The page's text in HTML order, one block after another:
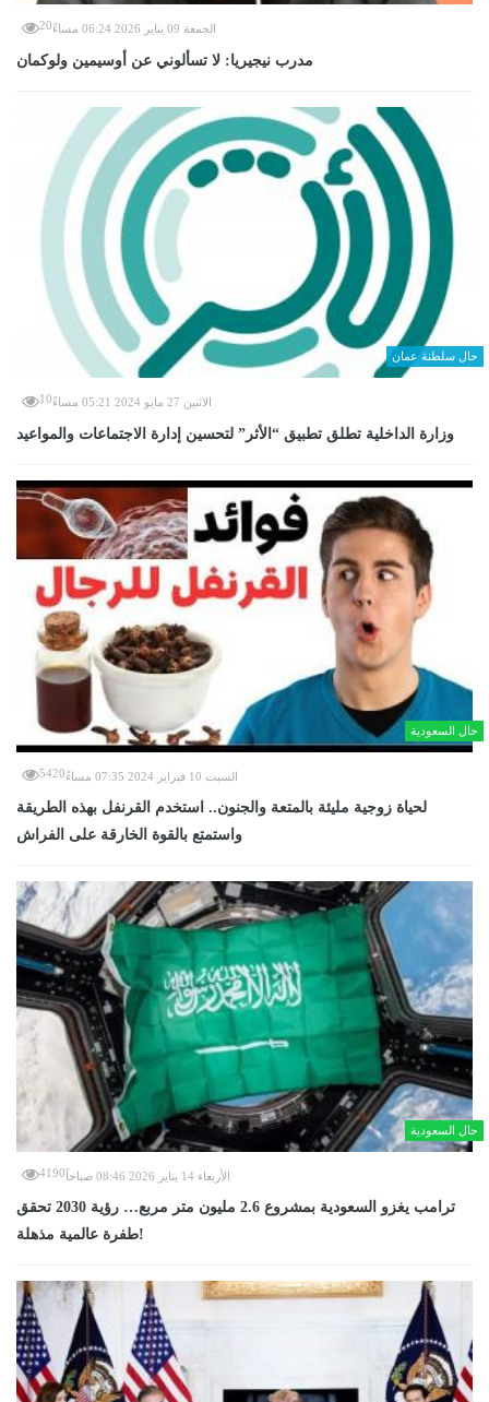
الجمعة 09 يناير 2026 06:24 مساءً 20
مدرب نيجيريا: لا تسألوني عن أوسيمين ولوكمان
حال سلطنة عمان
الاثنين 27 مايو 2024 05:21 مساءً 10
وزارة الداخلية تطلق تطبيق “الأثر” لتحسين إدارة الاجتماعات والمواعيد
حال السعودية
السبت 10 فبراير 2024 07:35 مساءً 5420
لحياة زوجية مليئة بالمتعة والجنون.. استخدم القرنفل بهذه الطريقة
واستمتع بالقوة الخارقة على الفراش
حال السعودية
الأربعاء 14 يناير 2026 08:46 صباحاً 4190
ترامب يغزو السعودية بمشروع 2.6 مليون متر مربع… رؤية 2030 تحقق
طفرة عالمية مذهلة!